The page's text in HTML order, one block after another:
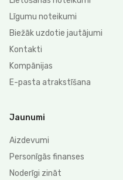
Līgumu noteikumi
Biežāk uzdotie jautājumi
Kontakti
Kompānijas
E-pasta atrakstīšana
Jaunumi
Aizdevumi
Personīgās finanses
Noderīgi zināt